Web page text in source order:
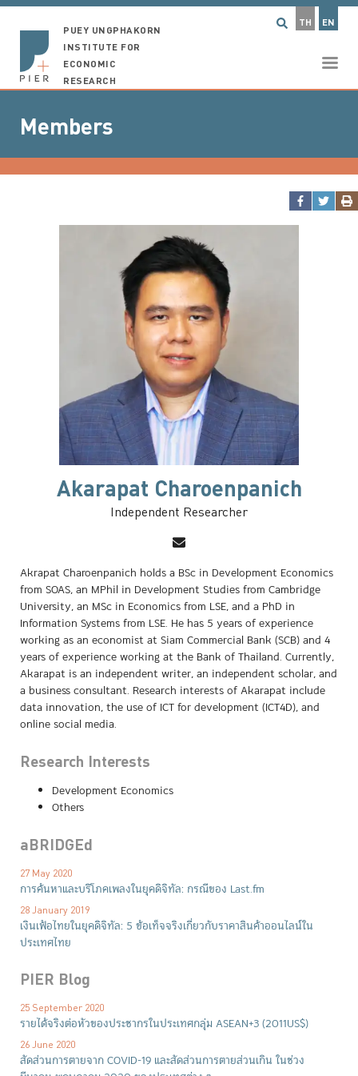
TH EN
PUEY UNGPHAKORN
INSTITUTE FOR
ECONOMIC
RESEARCH
Members
Akarapat Charoenpanich
Independent Researcher
Akrapat Charoenpanich holds a BSc in Development Economics
from SOAS, an MPhil in Development Studies from Cambridge
University, an MSc in Economics from LSE, and a PhD in
Information Systems from LSE. He has 5 years of experience
working as an economist at Siam Commercial Bank (SCB) and 4
years of experience working at the Bank of Thailand. Currently,
Akarapat is an independent writer, an independent scholar, and
a business consultant. Research interests of Akarapat include
data innovation, the use of ICT for development (ICT4D), and
online social media.
Research Interests
Development Economics
Others
aBRIDGEd
27 May 2020
การค้นหาและบริโภคเพลงในยุคดิจิทัล: กรณีของ Last.fm
28 January 2019
เงินเฟ้อไทยในยุคดิจิทัล: 5 ข้อเท็จจริงเกี่ยวกับราคาสินค้าออนไลน์ใน
ประเทศไทย
PIER Blog
25 September 2020
รายได้จริงต่อหัวของประชากรในประเทศกลุ่ม ASEAN+3 (2011US$)
26 June 2020
สัดส่วนการตายจาก COVID-19 และสัดส่วนการตายส่วนเกิน ในช่วง